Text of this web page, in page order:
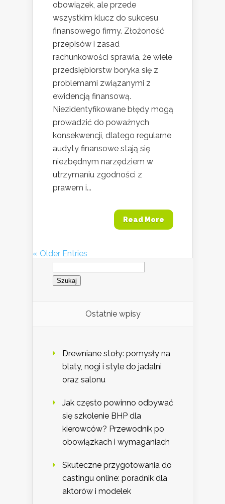
obowiązek, ale przede
wszystkim klucz do sukcesu
finansowego firmy. Złożoność
przepisów i zasad
rachunkowości sprawia, że wiele
przedsiębiorstw boryka się z
problemami związanymi z
ewidencją finansową.
Niezidentyfikowane błędy mogą
prowadzić do poważnych
konsekwencji, dlatego regularne
audyty finansowe stają się
niezbędnym narzędziem w
utrzymaniu zgodności z
prawem i...
Read More
« Older Entries
Szukaj:
Ostatnie wpisy
Drewniane stoły: pomysły na
blaty, nogi i style do jadalni
oraz salonu
Jak często powinno odbywać
się szkolenie BHP dla
kierowców? Przewodnik po
obowiązkach i wymaganiach
Skuteczne przygotowania do
castingu online: poradnik dla
aktorów i modelek